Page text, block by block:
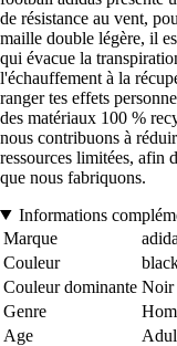
de résistance au vent,
maille double légère, il
qui évacue la
l'échauffement à la
ranger tes effets
des matériaux 100 %
nous contribuons à
ressources limitées, afin
que nous fabriquons.
Informations
Marque
Couleur
Couleur dominante Noir
Genre
Age